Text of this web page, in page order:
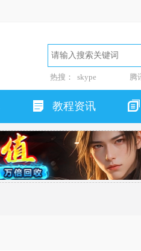
热搜： skype 腾
教程资讯